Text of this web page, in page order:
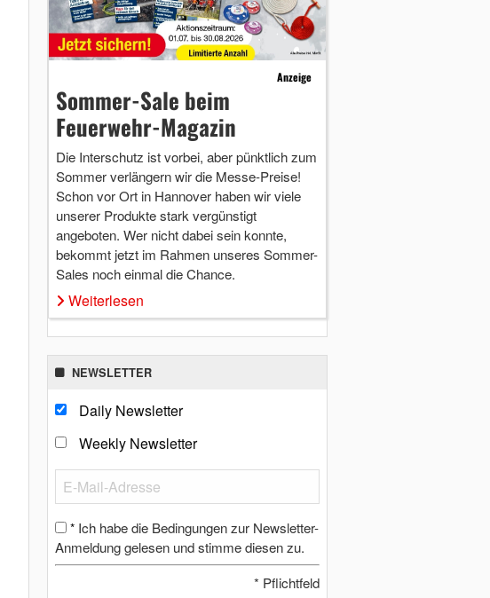
Anzeige
Sommer-Sale beim
Feuerwehr-Magazin
Die Interschutz ist vorbei, aber pünktlich zum
Sommer verlängern wir die Messe-Preise!
Schon vor Ort in Hannover haben wir viele
unserer Produkte stark vergünstigt
angeboten. Wer nicht dabei sein konnte,
bekommt jetzt im Rahmen unseres Sommer-
Sales noch einmal die Chance.
Weiterlesen
NEWSLETTER
Daily Newsletter
Weekly Newsletter
* Ich habe die Bedingungen zur Newsletter-
Anmeldung gelesen und stimme diesen zu.
* Pflichtfeld